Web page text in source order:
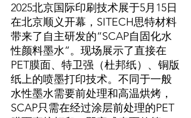
2025北京国际印刷技术展于5月15日
在北京顺义开幕，SITECH思特材料
带来了自主研发的“SCAP自固化水
性颜料墨水”。现场展示了直接在
PET膜面、特卫强（杜邦纸）、铜版
纸上的喷墨打印技术。不同于一般
水性墨水需要前处理和高温烘烤，
SCAP只需在经过涂层前处理的PET